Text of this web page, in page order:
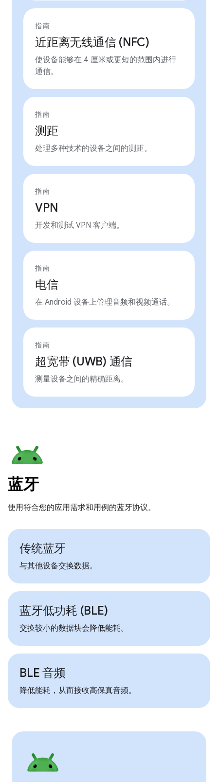
指南
近距离无线通信 (NFC)
使设备能够在 4 厘米或更短的范围内进行
通信。
指南
测距
处理多种技术的设备之间的测距。
指南
VPN
开发和测试 VPN 客户端。
指南
电信
在 Android 设备上管理音频和视频通话。
指南
超宽带 (UWB) 通信
测量设备之间的精确距离。
蓝牙
使用符合您的应用需求和用例的蓝牙协议。
传统蓝牙
与其他设备交换数据。
蓝牙低功耗 (BLE)
交换较小的数据块会降低能耗。
BLE 音频
降低能耗，从而接收高保真音频。